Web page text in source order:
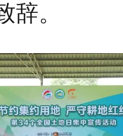
辞。